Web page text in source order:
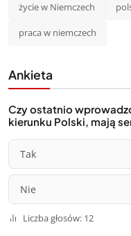
życie w Niemczech
praca w niemczech
Ankieta
Czy ostatnio
kierunku Polski, mają
Tak
Nie
Liczba głosów: 12